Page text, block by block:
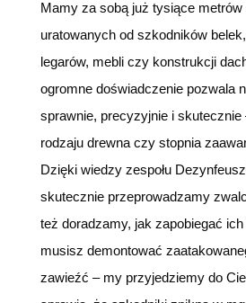
Mamy za sobą już tysiące
uratowanych od szkodników
legarów, mebli czy konstrukcji
ogromne doświadczenie pozwala
sprawnie, precyzyjnie i skutecznie
rodzaju drewna czy stopnia
Dzięki wiedzy zespołu
skutecznie przeprowadzamy
też doradzamy, jak zapobiegać
musisz demontować
zawieźć – my przyjedziemy do